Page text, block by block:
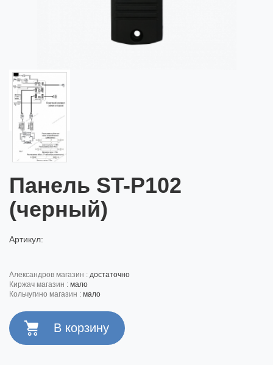
Панель ST-P102
(черный)
Артикул:
александров магазин : достаточно
киржач магазин : мало
кольчугино магазин : мало